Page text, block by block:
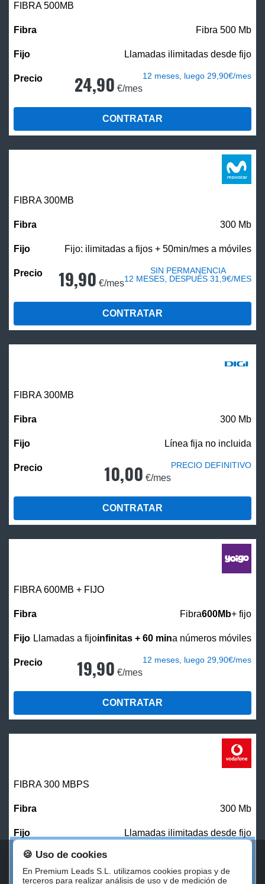
FIBRA500MB
Fibra 500 Mb
Llamadas ilimitadas desde fijo
24,90 €/mes
12 meses, luego 29,90€/mes
CONTRATAR
FIBRA 300MB
300 Mb
Fijo: ilimitadas a fijos + 50min/mes a móviles
19,90 €/mes
SIN PERMANENCIA
12 MESES, DESPUÉS 31,9€/MES
CONTRATAR
FIBRA 300MB
300 Mb
Línea fija no incluida
10,00 €/mes
PRECIO DEFINITIVO
CONTRATAR
FIBRA 600MB + FIJO
Fibra600Mb+ fijo
Llamadas a fijoinfinitas + 60 mina números móviles
19,90 €/mes
12 meses, luego 29,90€/mes
CONTRATAR
FIBRA 300 MBPS
300 Mb
Llamadas ilimitadas desde fijo
27,00 €/mes
🍪 Uso de cookies
En Premium Leads S.L. utilizamos cookies propias y de
terceros para realizar análisis de uso y de medición de